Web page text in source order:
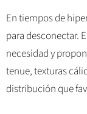
En tiempos de
para desconectar.
necesidad y
tenue, texturas
distribución que